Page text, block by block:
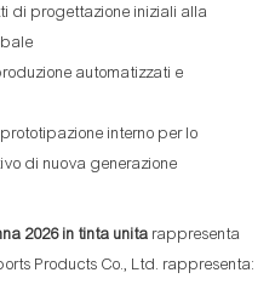
di progettazione iniziali alla
automatizzati e
interno per lo
di nuova generazione
2026 in tinta unita rappresenta
Products Co., Ltd. rappresenta: